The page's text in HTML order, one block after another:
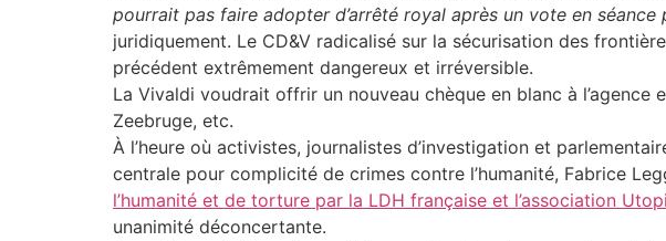
pourrait pas faire adopter d’arrêté royal après un vote en séance
juridiquement. Le CD&V radicalisé sur la sécurisation des
précédent extrêmement dangereux et irréversible.
La Vivaldi voudrait offrir un nouveau chèque en blanc à
Zeebruge, etc.
À l’heure où activistes, journalistes d’investigation et
centrale pour complicité de crimes contre l’humanité, Fabrice
l’humanité et de torture par la LDH française et l’association
unanimité déconcertante.